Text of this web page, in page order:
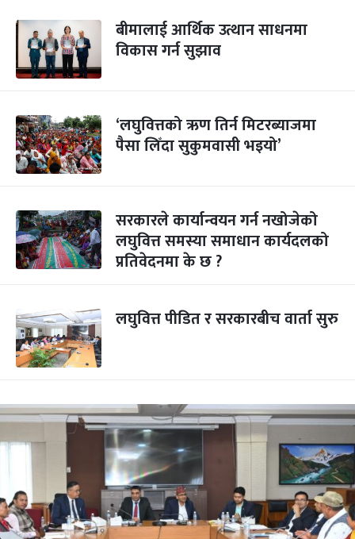
बीमालाई आर्थिक उत्थान साधनमा
विकास गर्न सुझाव
‘लघुवित्तको ऋण तिर्न मिटरब्याजमा
पैसा लिँदा सुकुमवासी भइयो’
सरकारले कार्यान्वयन गर्न नखोजेको
लघुवित्त समस्या समाधान कार्यदलको
प्रतिवेदनमा के छ ?
लघुवित्त पीडित र सरकारबीच वार्ता सुरु